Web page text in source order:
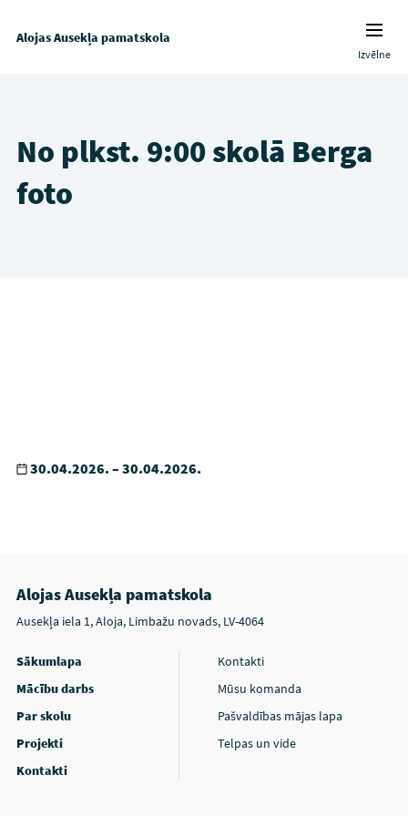
Alojas Ausekļa pamatskola
Izvēlne
No plkst. 9:00 skolā Berga
foto
30.04.2026. – 30.04.2026.
Alojas Ausekļa pamatskola
Ausekļa iela 1, Aloja, Limbažu novads, LV-4064
Sākumlapa
Mācību darbs
Par skolu
Projekti
Kontakti
Kontakti
Mūsu komanda
Pašvaldības mājas lapa
Telpas un vide